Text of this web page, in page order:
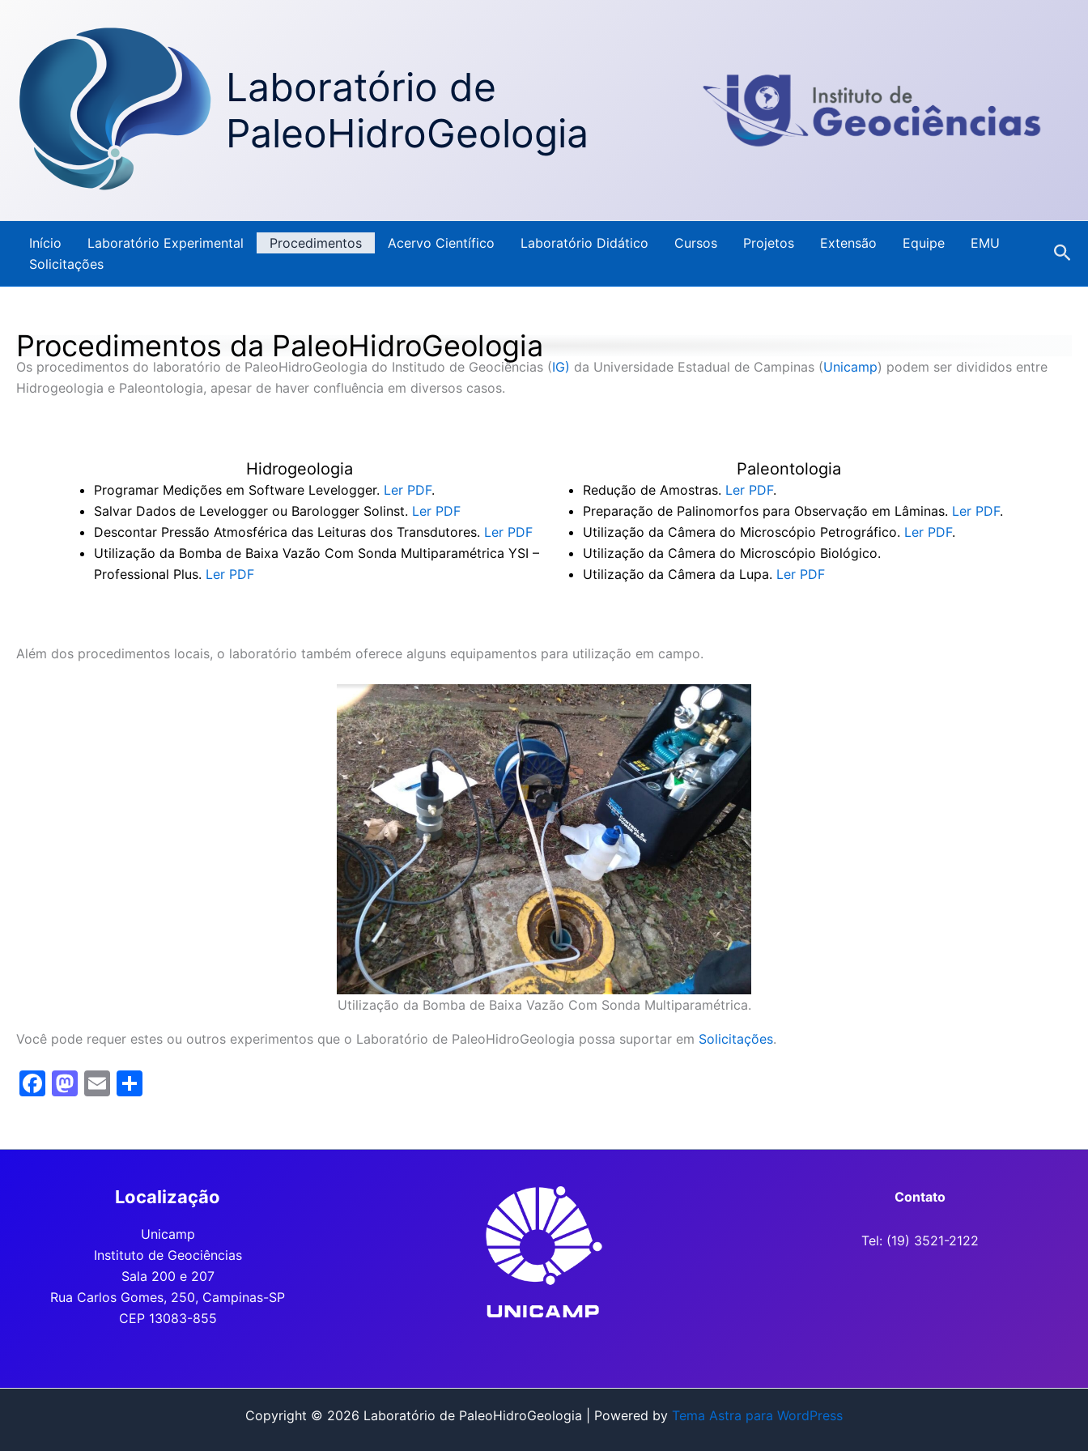
conteúdo
Laboratório de
PaleoHidroGeologia
Início Laboratório Experimental Procedimentos Acervo Científico Laboratório Didático Cursos Projetos Extensão Equipe
EMU
Solicitações
Procedimentos da PaleoHidroGeologia
Os procedimentos do laboratório de PaleoHidroGeologia do Institudo de Geociências (IG) da Universidade Estadual de Campinas (Unicamp) podem ser divididos entre
Hidrogeologia e Paleontologia, apesar de haver confluência em diversos casos.
Hidrogeologia
Programar Medições em Software Levelogger. Ler PDF.
Salvar Dados de Levelogger ou Barologger Solinst. Ler PDF
Descontar Pressão Atmosférica das Leituras dos Transdutores. Ler PDF
Utilização da Bomba de Baixa Vazão Com Sonda Multiparamétrica YSI –
Professional Plus. Ler PDF
Paleontologia
Redução de Amostras. Ler PDF.
Preparação de Palinomorfos para Observação em Lâminas. Ler PDF.
Utilização da Câmera do Microscópio Petrográfico. Ler PDF.
Utilização da Câmera do Microscópio Biológico.
Utilização da Câmera da Lupa. Ler PDF
Além dos procedimentos locais, o laboratório também oferece alguns equipamentos para utilização em campo.
Utilização da Bomba de Baixa Vazão Com Sonda Multiparamétrica.
Você pode requer estes ou outros experimentos que o Laboratório de PaleoHidroGeologia possa suportar em Solicitações.
F
e
M
o
E
l
e
Localização
Unicamp
Instituto de Geociências
Sala 200 e 207
Rua Carlos Gomes, 250, Campinas-SP
CEP 13083-855
Contato
Tel: (19) 3521-2122
Copyright © 2026 Laboratório de PaleoHidroGeologia | Powered by Tema Astra para WordPress